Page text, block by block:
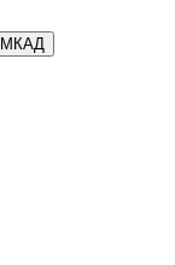
от МКАД